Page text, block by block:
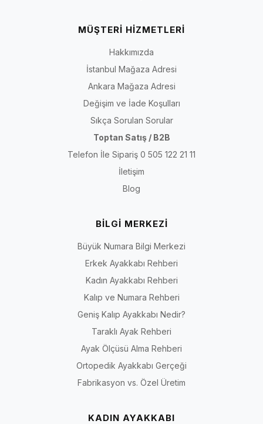
MÜŞTERİ HİZMETLERİ
Hakkımızda
İstanbul Mağaza Adresi
Ankara Mağaza Adresi
Değişim ve İade Koşulları
Sıkça Sorulan Sorular
Toptan Satış / B2B
Telefon İle Sipariş 0 505 122 21 11
İletişim
Blog
BİLGİ MERKEZİ
Büyük Numara Bilgi Merkezi
Erkek Ayakkabı Rehberi
Kadın Ayakkabı Rehberi
Kalıp ve Numara Rehberi
Geniş Kalıp Ayakkabı Nedir?
Taraklı Ayak Rehberi
Ayak Ölçüsü Alma Rehberi
Ortopedik Ayakkabı Gerçeği
Fabrikasyon vs. Özel Üretim
KADIN AYAKKABI